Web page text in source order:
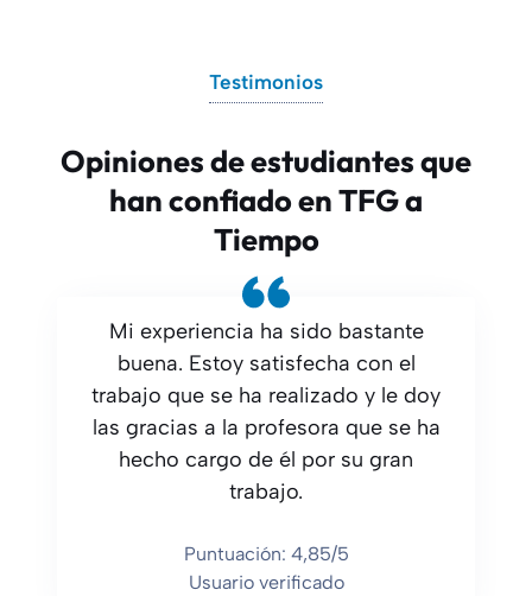
Testimonios
Opiniones de estudiantes que
han confiado en TFG a
Tiempo
Mi experiencia ha sido bastante
buena. Estoy satisfecha con el
trabajo que se ha realizado y le doy
las gracias a la profesora que se ha
hecho cargo de él por su gran
trabajo.
Puntuación: 4,85/5
Usuario verificado